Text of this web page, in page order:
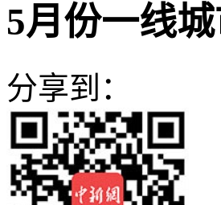
5月份一线
分享到：